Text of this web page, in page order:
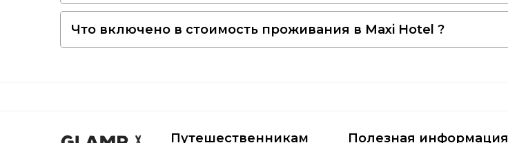
Что включено в стоимость проживания в Maxi Hotel ?
Путешественникам Полезная информация